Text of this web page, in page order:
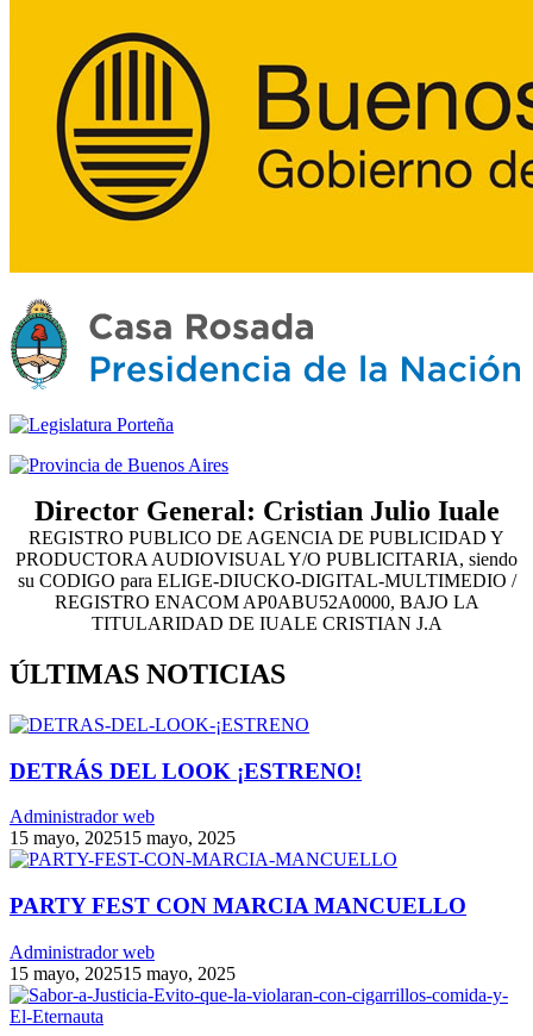
Director General: Cristian Julio Iuale
REGISTRO PUBLICO DE AGENCIA DE PUBLICIDAD Y
PRODUCTORA AUDIOVISUAL Y/O PUBLICITARIA, siendo
su CODIGO para ELIGE-DIUCKO-DIGITAL-MULTIMEDIO /
REGISTRO ENACOM AP0ABU52A0000, BAJO LA
TITULARIDAD DE IUALE CRISTIAN J.A
ÚLTIMAS NOTICIAS
DETRÁS DEL LOOK ¡ESTRENO!
Administrador web
15 mayo, 202515 mayo, 2025
PARTY FEST CON MARCIA MANCUELLO
Administrador web
15 mayo, 202515 mayo, 2025